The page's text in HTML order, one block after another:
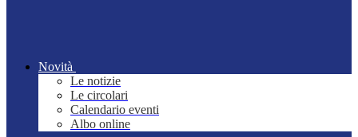
Novità
Le notizie
Le circolari
Calendario eventi
Albo online